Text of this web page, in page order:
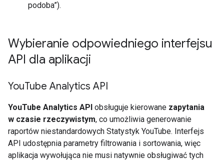
podoba”).
Wybieranie odpowiedniego interfejsu
API dla aplikacji
YouTube Analytics API
YouTube Analytics API obsługuje kierowane zapytania
w czasie rzeczywistym, co umożliwia generowanie
raportów niestandardowych Statystyk YouTube. Interfejs
API udostępnia parametry filtrowania i sortowania, więc
aplikacja wywołująca nie musi natywnie obsługiwać tych